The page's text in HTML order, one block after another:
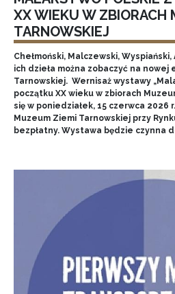
XX WIEKU W ZBIORACH
TARNOWSKIEJ
Chełmoński, Malczewski,
ich dzieła można zobaczyć na nowej
Tarnowskiej. Wernisaż wystawy
początku XX wieku w zbiorach
się w poniedziałek, 15 czerwca 2026
Muzeum Ziemi Tarnowskiej przy
bezpłatny. Wystawa będzie czynna